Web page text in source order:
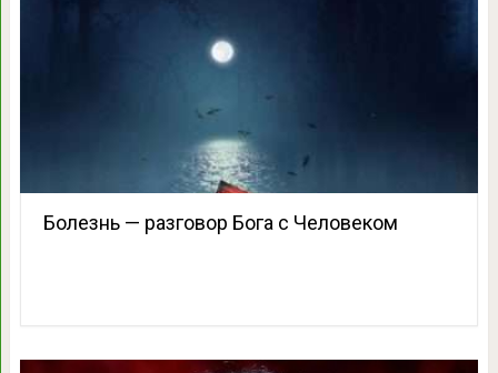
Болезнь — разговор Бога с Человеком